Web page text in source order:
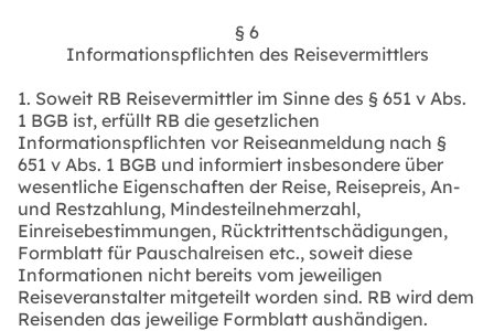
§ 6
Informationspflichten des Reisevermittlers
1. Soweit RB Reisevermittler im Sinne des § 651 v Abs.
1 BGB ist, erfüllt RB die gesetzlichen
Informationspflichten vor Reiseanmeldung nach §
651 v Abs. 1 BGB und informiert insbesondere über
wesentliche Eigenschaften der Reise, Reisepreis, An-
und Restzahlung, Mindesteilnehmerzahl,
Einreisebestimmungen, Rücktrittentschädigungen,
Formblatt für Pauschalreisen etc., soweit diese
Informationen nicht bereits vom jeweiligen
Reiseveranstalter mitgeteilt worden sind. RB wird dem
Reisenden das jeweilige Formblatt aushändigen.